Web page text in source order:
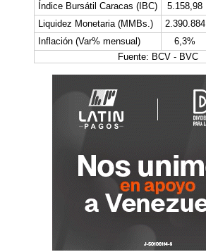
Índice Bursátil Caracas (IBC)
5.158,98
Liquidez Monetaria (MMBs.)
2.390.884
Inflación (Var% mensual)
6,3%
Fuente: BCV - BVC